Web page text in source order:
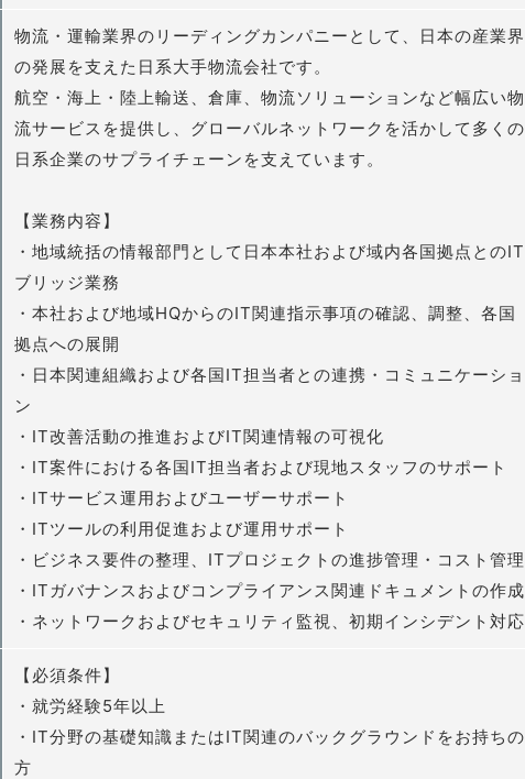
物流・運輸業界のリーディングカンパニーとして、日本の産業界
の発展を支えた日系大手物流会社です。
航空・海上・陸上輸送、倉庫、物流ソリューションなど幅広い物
流サービスを提供し、グローバルネットワークを活かして多くの
日系企業のサプライチェーンを支えています。
【業務内容】
・地域統括の情報部門として日本本社および域内各国拠点とのIT
ブリッジ業務
・本社および地域HQからのIT関連指示事項の確認、調整、各国
拠点への展開
・日本関連組織および各国IT担当者との連携・コミュニケーショ
ン
・IT改善活動の推進およびIT関連情報の可視化
・IT案件における各国IT担当者および現地スタッフのサポート
・ITサービス運用およびユーザーサポート
・ITツールの利用促進および運用サポート
・ビジネス要件の整理、ITプロジェクトの進捗管理・コスト管理
・ITガバナンスおよびコンプライアンス関連ドキュメントの作成
・ネットワークおよびセキュリティ監視、初期インシデント対応
【必須条件】
・就労経験5年以上
・IT分野の基礎知識またはIT関連のバックグラウンドをお持ちの
方